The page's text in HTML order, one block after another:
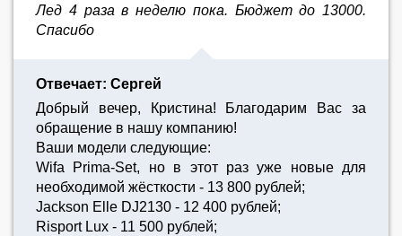
Лед 4 раза в неделю пока. Бюджет до 13000.
Спасибо
Отвечает: Сергей
Добрый вечер, Кристина! Благодарим Вас за
обращение в нашу компанию!
Ваши модели следующие:
Wifa Prima-Set, но в этот раз уже новые для
необходимой жёсткости - 13 800 рублей;
Jackson Elle DJ2130 - 12 400 рублей;
Risport Lux - 11 500 рублей;